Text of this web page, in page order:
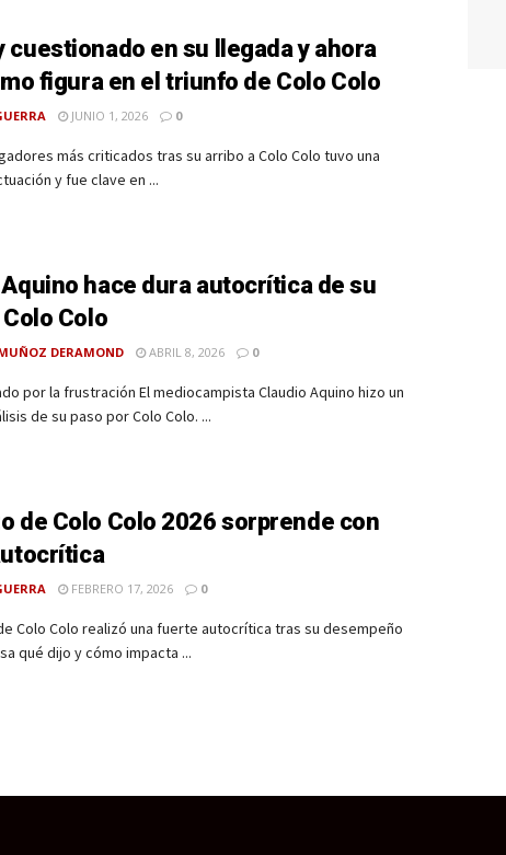
cuestionado en su llegada y ahora
figura en el triunfo de Colo Colo
JUNIO 1, 2026 0
más criticados tras su arribo a Colo Colo tuvo una
y fue clave en ...
hace dura autocrítica de su
Colo
DERAMOND ABRIL 8, 2026 0
por la frustración El mediocampista Claudio Aquino hizo un
de su paso por Colo Colo. ...
de Colo Colo 2026 sorprende con
FEBRERO 17, 2026 0
Colo Colo realizó una fuerte autocrítica tras su desempeño
qué dijo y cómo impacta ...